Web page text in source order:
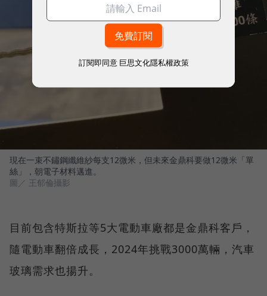
現在一束不鏽鋼纖維紗每支12微米，但未來金鼎科要做12微米「單
絲」，朝電子材料邁進。
圖／ 王郁倫攝影
目前包含特斯拉等5大電動車廠都是金鼎科客戶，
隨電動車翻倍成長，2024年挑戰3000萬輛，汽車
玻璃需求也揚升。
訂閱即同意 巨思文化隱私權政策